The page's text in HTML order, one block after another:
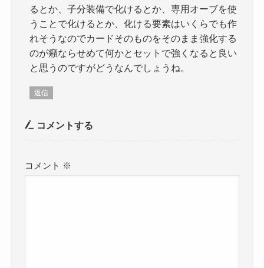
るとか、子分装備で化けるとか、専用オーブを使
うことで化けるとか、化ける要素はいくらでも作
れそうなのでカードそのものをそのまま強化する
のが癪ならせめて何かとセットで強くなると良い
と思うのですがどうなんでしょうね。
返信
コメントする
コメント ※